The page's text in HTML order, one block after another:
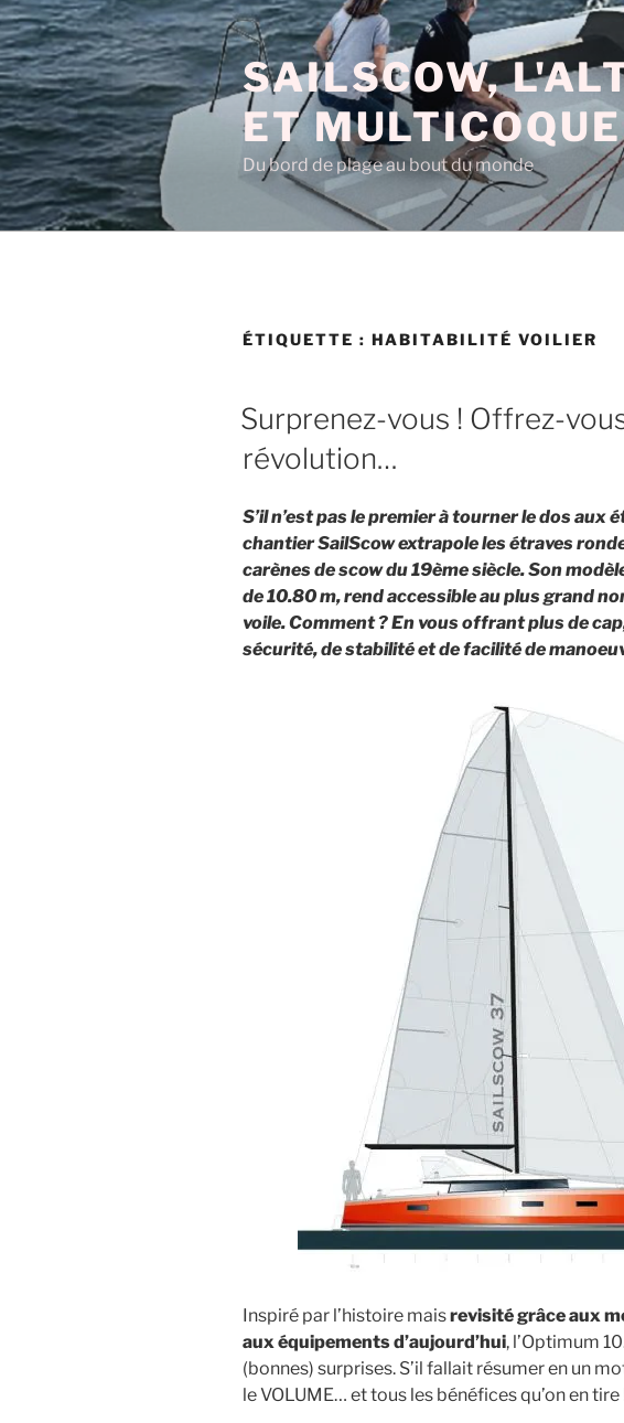
Aller
au
contenu
principal
SAILSCOW,
ET MULTICOQUE
Du bord de plage au bout du monde
ÉTIQUETTE : HABITABILITÉ VOILIER
PUBLIÉ
LE
Surprenez-vous ! Offrez-
révolution…
S’il n’est pas le premier à tourner le dos aux
chantier SailScow extrapole les étraves
carènes de scow du 19ème siècle. Son
de 10.80 m, rend accessible au plus grand
voile. Comment ? En vous offrant plus de
sécurité, de stabilité et de facilité de
Inspiré par l’histoire maisrevisité grâce aux
aux équipements d’aujourd’hui, l’Optimum
(bonnes) surprises. S’il fallait résumer en un
le VOLUME… et tous les bénéfices qu’on en tire